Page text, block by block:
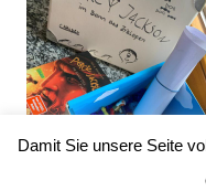
Damit Sie unsere Seite